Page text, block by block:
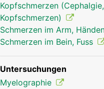
Kopfschmerzen
Kopfschmerzen)
Schmerzen im Arm,
Schmerzen im Bein, Fuss
Untersuchungen
Myelographie